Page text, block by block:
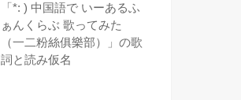
「*: ) 中国語で いーあるふ
ぁんくらぶ 歌ってみた
（一二粉絲俱樂部）」の歌
詞と読み仮名